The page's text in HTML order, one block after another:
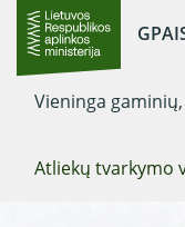
Vieninga
Atliekų tvarkymo